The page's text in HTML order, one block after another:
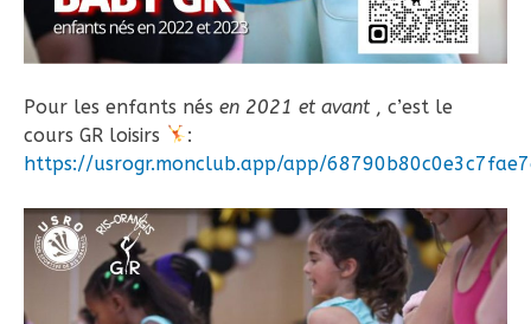
Pour les enfants nés en 2021 et avant , c’est le
cours GR loisirs
:
https://usrogr.monclub.app/app/